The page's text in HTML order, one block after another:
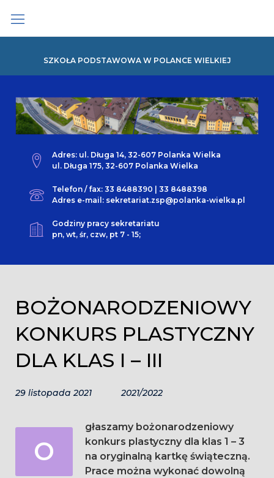
content
SZKOŁA PODSTAWOWA W POLANCE WIELKIEJ
Adres: ul. Długa 14, 32-607 Polanka Wielka
ul. Długa 175, 32-607 Polanka Wielka
Telefon / fax: 33 8488390 | 33 8488398
Adres e-mail: sekretariat.zsp@polanka-wielka.pl
Godziny pracy sekretariatu
pn, wt, śr, czw, pt 7 - 15;
BOŻONARODZENIOWY
KONKURS PLASTYCZNY
DLA KLAS I – III
29 listopada 2021 2021/2022
O
głaszamy bożonarodzeniowy
konkurs plastyczny dla klas 1 – 3
na oryginalną kartkę świąteczną.
Prace można wykonać dowolną